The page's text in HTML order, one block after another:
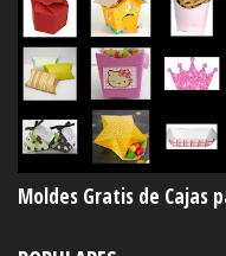
Moldes Gratis de Cajas